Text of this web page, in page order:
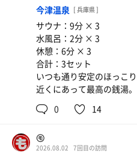
今津温泉 [ 兵庫県 ]
サウナ：9分 × 3
水風呂：2分 × 3
休憩：6分 × 3
合計：3セット
いつも通り安定のほっこり
近くにあって最高の銭湯。
0
14
㋲
2026.08.02 7回目の訪問